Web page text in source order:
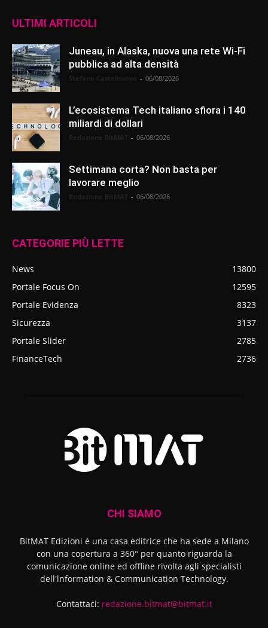
ULTIMI ARTICOLI
Juneau, in Alaska, nuova una rete Wi-Fi
pubblica ad alta densità
- 06/08/2026
L’ecosistema Tech italiano sfiora i 140
miliardi di dollari
- 06/08/2026
Settimana corta? Non basta per
lavorare meglio
- 06/08/2026
CATEGORIE PIÙ LETTE
News
13800
Portale Focus On
12595
Portale Evidenza
8323
Sicurezza
3137
Portale Slider
2785
FinanceTech
2736
CHI SIAMO
BitMAT Edizioni è una casa editrice che ha sede a Milano
con una copertura a 360° per quanto riguarda la
comunicazione online ed offline rivolta agli specialisti
dell'lnformation & Communication Technology.
Contattaci: redazione.bitmat@bitmat.it